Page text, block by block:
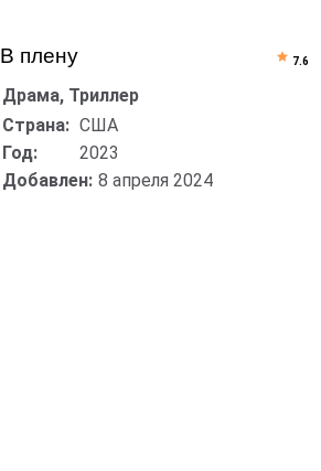
В плену
Драма, Триллер
Страна: США
Год:
2023
Добавлен: 8 апреля 2024
7.6